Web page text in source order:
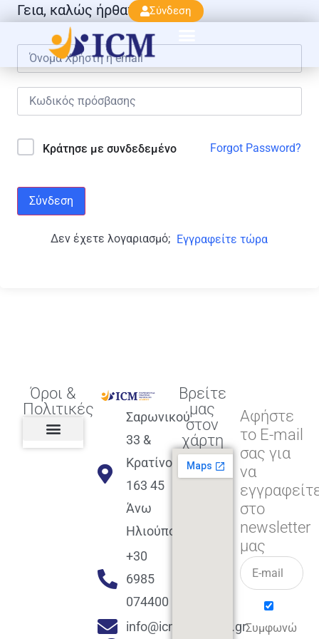
Σύνδεση
Γεια, καλώς ήρθατε πάλι!
Κράτησε με συνδεδεμένο Forgot Password?
Σύνδεση
Δεν έχετε λογαριασμό; Εγγραφείτε τώρα
Όροι &
Πολιτικές
Σαρωνικού
33 &
Κρατίνου
163 45
Άνω
Ηλιούπολη
+30
6985
074400
info@icmacademy.gr
Βρείτε
μας
στον
χάρτη
Αφήστε
το E-mail
σας για
να
στο
newsletter
μας
Συμφωνώ